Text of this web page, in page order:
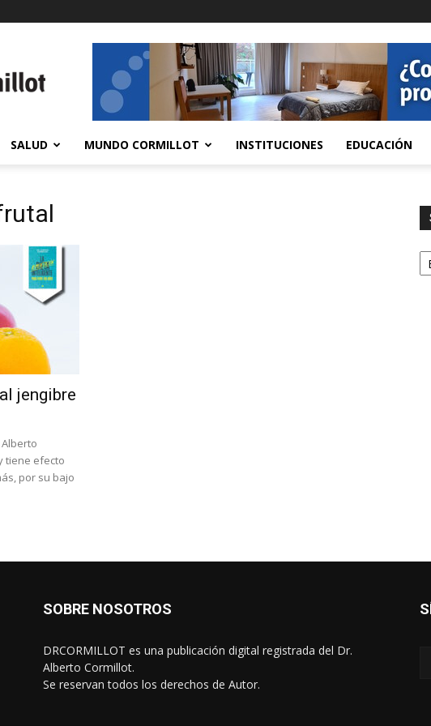
SALUD MUNDO CORMILLOT INSTITUCIONES EDUCACIÓN
jengibre
tiene efecto
por su bajo
SOBRE NOSOTROS
DRCORMILLOT es una publicación digital registrada del Dr.
Alberto Cormillot.
Se reservan todos los derechos de Autor.